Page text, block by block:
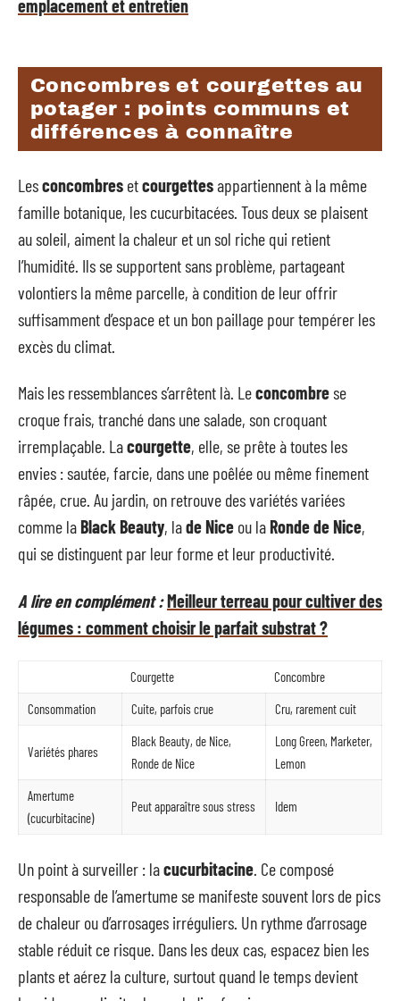
emplacement et entretien
Concombres et courgettes au
potager : points communs et
différences à connaître
Lesconcombres etcourgettesappartiennent à la même
famille botanique, les cucurbitacées. Tous deux se plaisent
au soleil, aiment la chaleur et un sol riche qui retient
l’humidité. Ils se supportent sans problème, partageant
volontiers la même parcelle, à condition de leur offrir
suffisamment d’espace et un bon paillage pour tempérer les
excès du climat.
Mais les ressemblances s’arrêtent là. Leconcombrese
croque frais, tranché dans une salade, son croquant
irremplaçable. Lacourgette, elle, se prête à toutes les
envies : sautée, farcie, dans une poêlée ou même finement
râpée, crue. Au jardin, on retrouve des variétés variées
comme laBlack Beauty, lade Nice ou laRonde de Nice,
qui se distinguent par leur forme et leur productivité.
A lire en complément :Meilleur terreau pour cultiver des
légumes : comment choisir le parfait substrat ?
Courgette
Concombre
Consommation
Cuite, parfois crue Cru, rarement cuit
Variétés phares
Black Beauty, de Nice,
Ronde de Nice
Long Green, Marketer,
Lemon
Amertume
(cucurbitacine)
Peut apparaître sous stress Idem
Un point à surveiller : lacucurbitacine . Ce composé
responsable de l’amertume se manifeste souvent lors de pics
de chaleur ou d’arrosages irréguliers. Un rythme d’arrosage
stable réduit ce risque. Dans les deux cas, espacez bien les
plants et aérez la culture, surtout quand le temps devient